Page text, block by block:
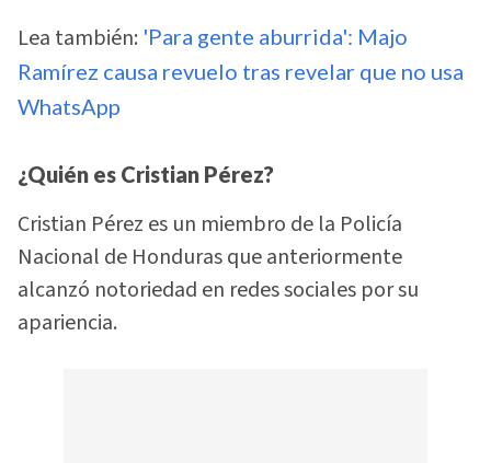
Lea también: 'Para gente aburrida': Majo
Ramírez causa revuelo tras revelar que no usa
WhatsApp
¿Quién es Cristian Pérez?
Cristian Pérez es un miembro de la Policía
Nacional de Honduras que anteriormente
alcanzó notoriedad en redes sociales por su
apariencia.